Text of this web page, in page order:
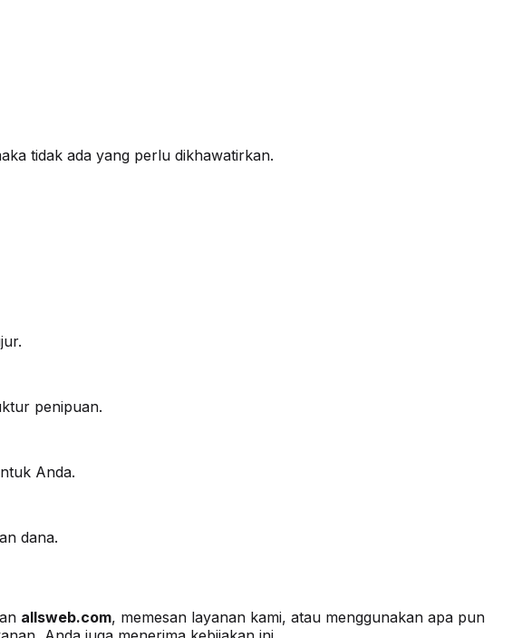
tidak ada yang perlu dikhawatirkan.
penipuan.
Anda.
dana.
allsweb.com, memesan layanan kami, atau menggunakan apa pun